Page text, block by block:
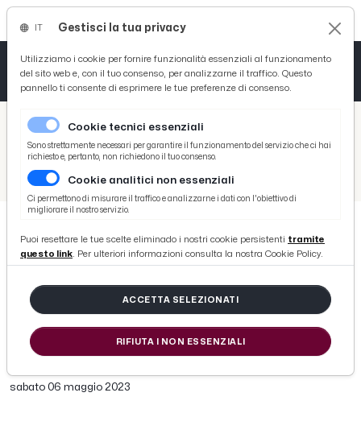
/ Picenotime
/ Sport
/ Volley
Pallavolo femminile, festa ad Offida per il ritorno in Serie C della Ciù Ciù Volley
Pallavolo femminile, festa ad
Offida per il ritorno in Serie C della
Ciù Ciù Volley
sabato 06 maggio 2023
Gestisci la tua privacy
Utilizziamo i cookie per fornire funzionalità essenziali al funzionamento
del sito web e, con il tuo consenso, per analizzarne il traffico. Questo
pannello ti consente di esprimere le tue preferenze di consenso.
Cookie tecnici essenziali
Sono strettamente necessari per garantire il funzionamento del servizio che ci hai
richiesto e, pertanto, non richiedono il tuo consenso.
Cookie analitici non essenziali
Ci permettono di misurare il traffico e analizzarne i dati con l'obiettivo di
migliorare il nostro servizio.
Puoi resettare le tue scelte eliminado i nostri cookie persistenti tramite
questo link. Per ulteriori informazioni consulta la nostra Cookie Policy.
ACCETTA SELEZIONATI
RIFIUTA I NON ESSENZIALI
Tutto News
Tutto Sport
Basket
Ciclismo
Tutto Curiosità